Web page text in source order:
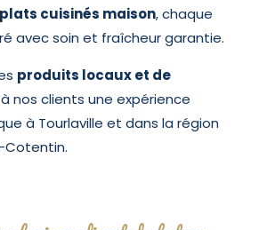
cuisinés maison, chaque
avec soin et fraîcheur garantie.
produits locaux et de
nos clients une expérience
à Tourlaville et dans la région
Cotentin.